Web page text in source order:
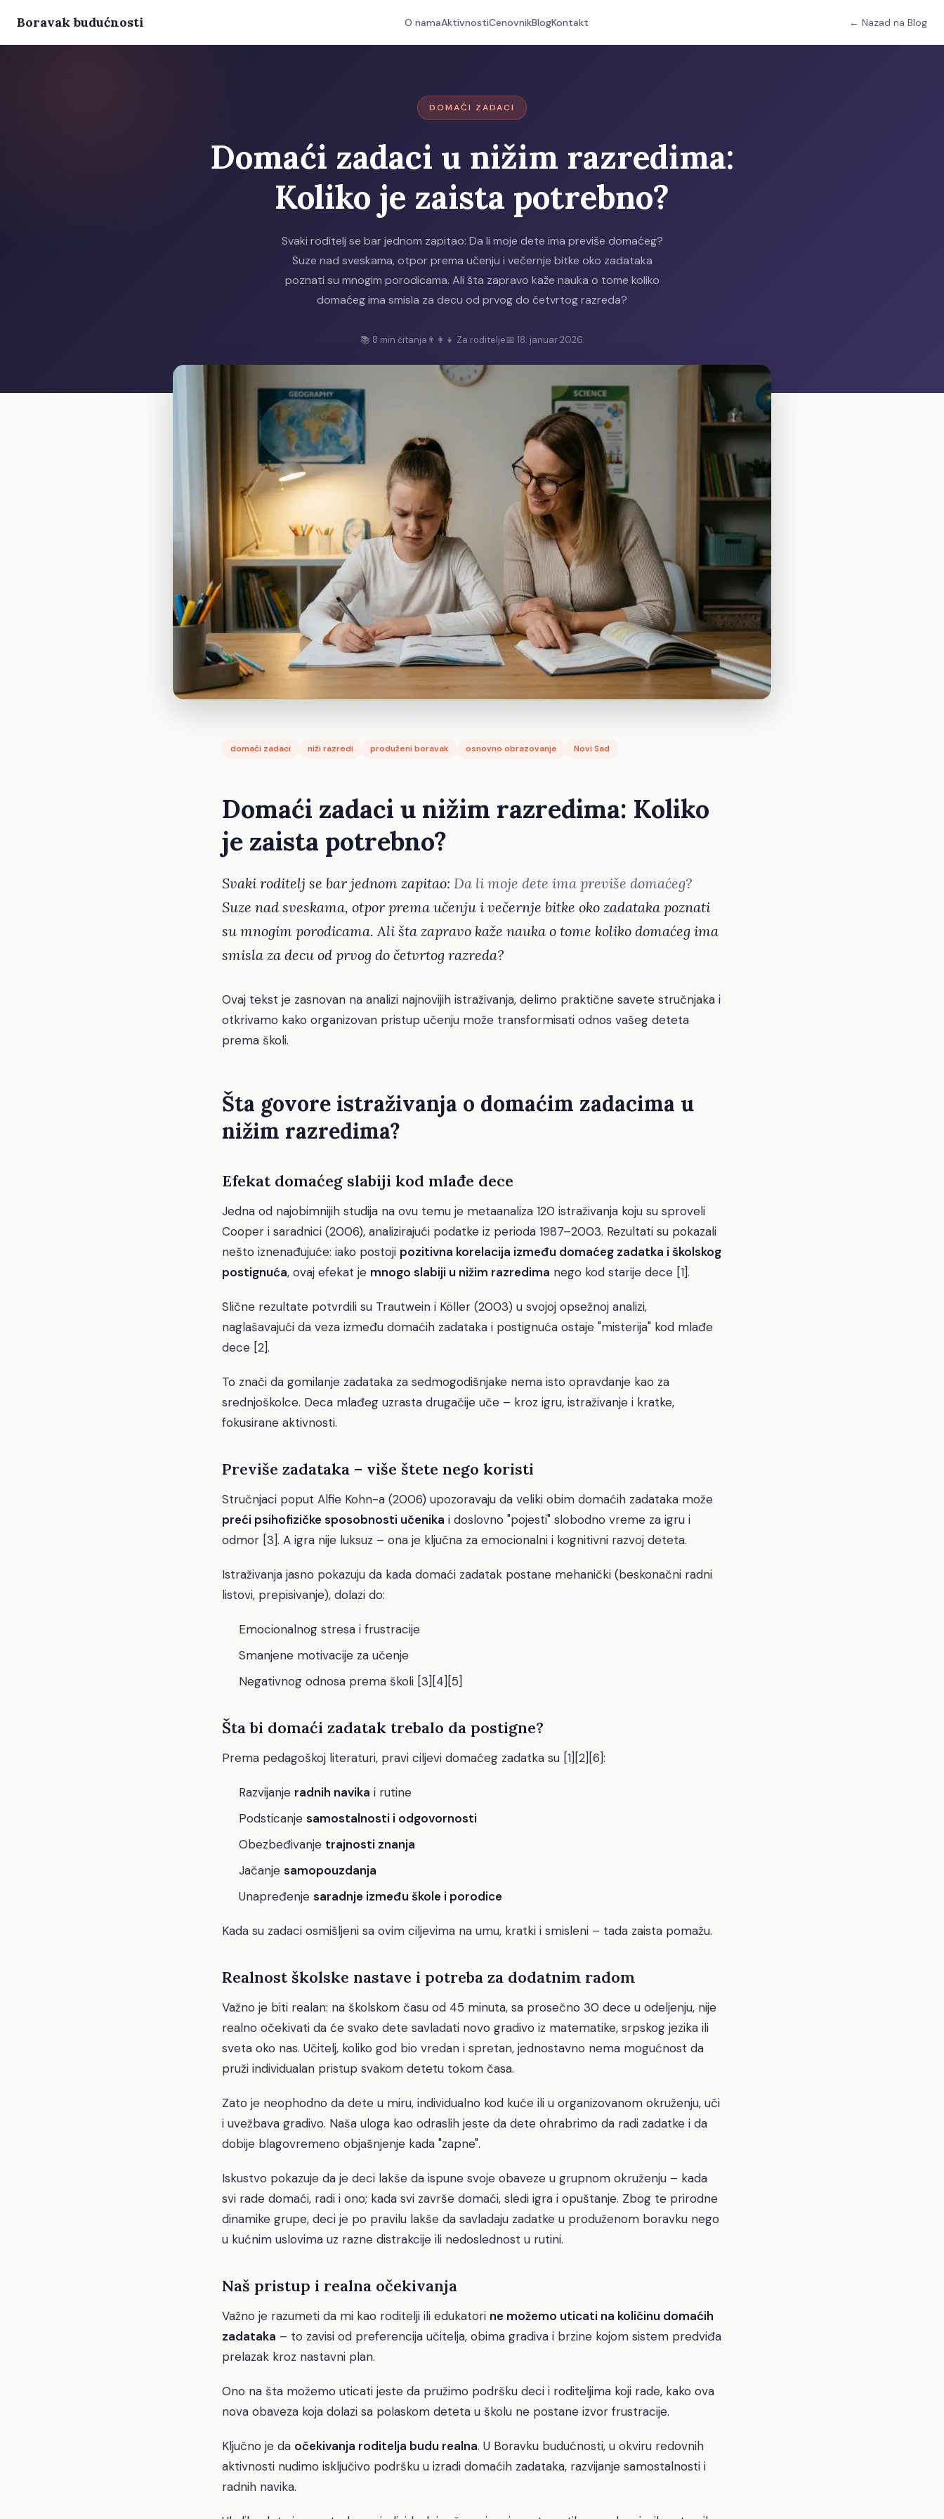
Boravak budućnosti O namaAktivnostiCenovnikBlogKontakt ← Nazad na Blog
DOMAĆI ZADACI
Domaći zadaci u nižim razredima:
Koliko je zaista potrebno?
Svaki roditelj se bar jednom zapitao: Da li moje dete ima previše domaćeg?
Suze nad sveskama, otpor prema učenju i večernje bitke oko zadataka
poznati su mnogim porodicama. Ali šta zapravo kaže nauka o tome koliko
domaćeg ima smisla za decu od prvog do četvrtog razreda?
📚 8 min čitanja 👨‍👩‍👧 Za roditelje📅 18. januar 2026.
domaći zadaci niži razredi produženi boravak osnovno obrazovanje Novi Sad
Domaći zadaci u nižim razredima: Koliko
je zaista potrebno?
Svaki roditelj se bar jednom zapitao: Da li moje dete ima previše domaćeg?
Suze nad sveskama, otpor prema učenju i večernje bitke oko zadataka poznati
su mnogim porodicama. Ali šta zapravo kaže nauka o tome koliko domaćeg ima
smisla za decu od prvog do četvrtog razreda?
Ovaj tekst je zasnovan na analizi najnovijih istraživanja, delimo praktične savete stručnjaka i
otkrivamo kako organizovan pristup učenju može transformisati odnos vašeg deteta
prema školi.
Šta govore istraživanja o domaćim zadacima u
nižim razredima?
Efekat domaćeg slabiji kod mlađe dece
Jedna od najobimnijih studija na ovu temu je metaanaliza 120 istraživanja koju su sproveli
Cooper i saradnici (2006), analizirajući podatke iz perioda 1987–2003. Rezultati su pokazali
nešto iznenađujuće: iako postoji pozitivna korelacija između domaćeg zadatka i školskog
postignuća, ovaj efekat je mnogo slabiji u nižim razredima nego kod starije dece [1].
Slične rezultate potvrdili su Trautwein i Köller (2003) u svojoj opsežnoj analizi,
naglašavajući da veza između domaćih zadataka i postignuća ostaje "misterija" kod mlađe
dece [2].
To znači da gomilanje zadataka za sedmogodišnjake nema isto opravdanje kao za
srednjoškolce. Deca mlađeg uzrasta drugačije uče – kroz igru, istraživanje i kratke,
fokusirane aktivnosti.
Previše zadataka – više štete nego koristi
Stručnjaci poput Alfie Kohn-a (2006) upozoravaju da veliki obim domaćih zadataka može
preći psihofizičke sposobnosti učenika i doslovno "pojesti" slobodno vreme za igru i
odmor [3]. A igra nije luksuz – ona je ključna za emocionalni i kognitivni razvoj deteta.
Istraživanja jasno pokazuju da kada domaći zadatak postane mehanički (beskonačni radni
listovi, prepisivanje), dolazi do:
Emocionalnog stresa i frustracije
Smanjene motivacije za učenje
Negativnog odnosa prema školi [3][4][5]
Šta bi domaći zadatak trebalo da postigne?
Prema pedagoškoj literaturi, pravi ciljevi domaćeg zadatka su [1][2][6]:
Razvijanje radnih navika i rutine
Podsticanje samostalnosti i odgovornosti
Obezbeđivanje trajnosti znanja
Jačanje samopouzdanja
Unapređenje saradnje između škole i porodice
Kada su zadaci osmišljeni sa ovim ciljevima na umu, kratki i smisleni – tada zaista pomažu.
Realnost školske nastave i potreba za dodatnim radom
Važno je biti realan: na školskom času od 45 minuta, sa prosečno 30 dece u odeljenju, nije
realno očekivati da će svako dete savladati novo gradivo iz matematike, srpskog jezika ili
sveta oko nas. Učitelj, koliko god bio vredan i spretan, jednostavno nema mogućnost da
pruži individualan pristup svakom detetu tokom časa.
Zato je neophodno da dete u miru, individualno kod kuće ili u organizovanom okruženju, uči
i uvežbava gradivo. Naša uloga kao odraslih jeste da dete ohrabrimo da radi zadatke i da
dobije blagovremeno objašnjenje kada "zapne".
Iskustvo pokazuje da je deci lakše da ispune svoje obaveze u grupnom okruženju – kada
svi rade domaći, radi i ono; kada svi završe domaći, sledi igra i opuštanje. Zbog te prirodne
dinamike grupe, deci je po pravilu lakše da savladaju zadatke u produženom boravku nego
u kućnim uslovima uz razne distrakcije ili nedoslednost u rutini.
Naš pristup i realna očekivanja
Važno je razumeti da mi kao roditelji ili edukatori ne možemo uticati na količinu domaćih
zadataka – to zavisi od preferencija učitelja, obima gradiva i brzine kojom sistem predviđa
prelazak kroz nastavni plan.
Ono na šta možemo uticati jeste da pružimo podršku deci i roditeljima koji rade, kako ova
nova obaveza koja dolazi sa polaskom deteta u školu ne postane izvor frustracije.
Ključno je da očekivanja roditelja budu realna. U Boravku budućnosti, u okviru redovnih
aktivnosti nudimo isključivo podršku u izradi domaćih zadataka, razvijanje samostalnosti i
radnih navika.